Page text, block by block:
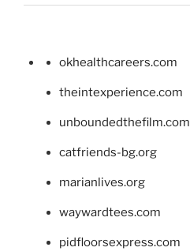
okhealthcareers.com
theintexperience.com
unboundedthefilm.com
catfriends-bg.org
marianlives.org
waywardtees.com
pidfloorsexpress.com